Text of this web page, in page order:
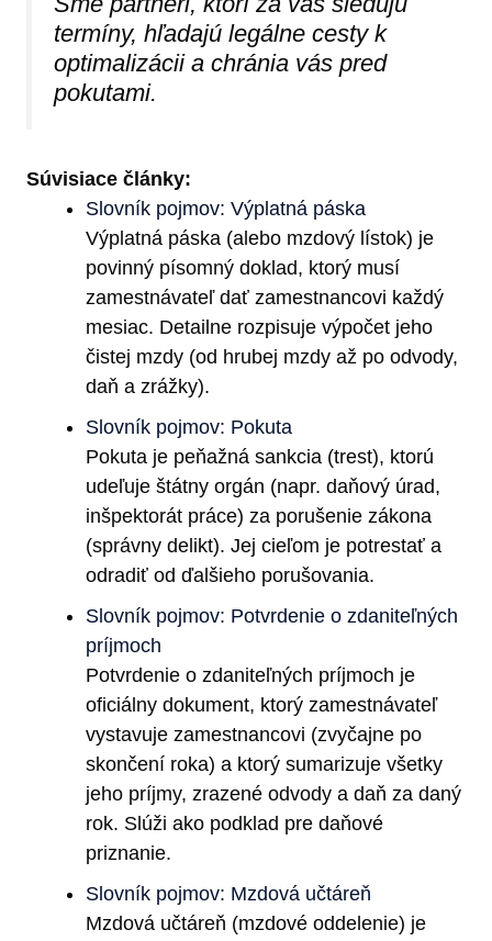
termíny, hľadajú legálne cesty k
optimalizácii a chránia vás pred
pokutami.
Súvisiace články:
Slovník pojmov: Výplatná páska
Výplatná páska (alebo mzdový lístok) je
povinný písomný doklad, ktorý musí
zamestnávateľ dať zamestnancovi každý
mesiac. Detailne rozpisuje výpočet jeho
čistej mzdy (od hrubej mzdy až po odvody,
daň a zrážky).
Slovník pojmov: Pokuta
Pokuta je peňažná sankcia (trest), ktorú
udeľuje štátny orgán (napr. daňový úrad,
inšpektorát práce) za porušenie zákona
(správny delikt). Jej cieľom je potrestať a
odradiť od ďalšieho porušovania.
Slovník pojmov: Potvrdenie o zdaniteľných
príjmoch
Potvrdenie o zdaniteľných príjmoch je
oficiálny dokument, ktorý zamestnávateľ
vystavuje zamestnancovi (zvyčajne po
skončení roka) a ktorý sumarizuje všetky
jeho príjmy, zrazené odvody a daň za daný
rok. Slúži ako podklad pre daňové
priznanie.
Slovník pojmov: Mzdová učtáreň
Mzdová učtáreň (mzdové oddelenie) je